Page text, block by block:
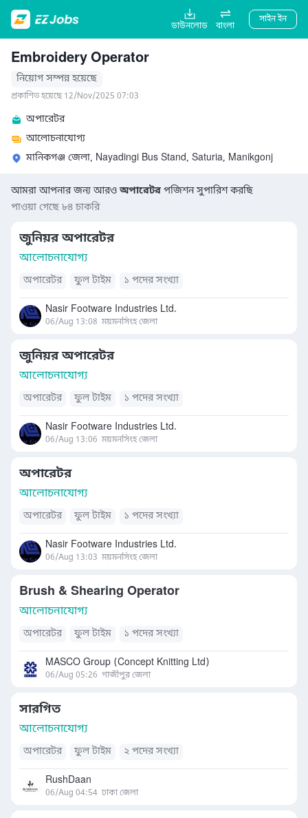
ডাউনলোড বাংলা
সাইন ইন
Embroidery Operator
নিয়োগ সম্পন্ন হয়েছে
প্রকাশিত হয়েছে 12/Nov/2025 07:03
অপারেটর
আলোচনাযোগ্য
মানিকগঞ্জ জেলা, Nayadingi Bus Stand, Saturia, Manikgonj
আমরা আপনার জন্য আরওঅপারেটর পজিশন সুপারিশ করছি
পাওয়া গেছে ৮৪ চাকরি
জুনিয়র অপারেটর
আলোচনাযোগ্য
অপারেটর ফুল টাইম ১ পদের সংখ্যা
Nasir Footware Industries Ltd.
06/Aug 13:08 ময়মনসিংহ জেলা
জুনিয়র অপারেটর
আলোচনাযোগ্য
অপারেটর ফুল টাইম ১ পদের সংখ্যা
Nasir Footware Industries Ltd.
06/Aug 13:06 ময়মনসিংহ জেলা
অপারেটর
আলোচনাযোগ্য
অপারেটর ফুল টাইম ১ পদের সংখ্যা
Nasir Footware Industries Ltd.
06/Aug 13:03 ময়মনসিংহ জেলা
Brush & Shearing Operator
আলোচনাযোগ্য
অপারেটর ফুল টাইম ১ পদের সংখ্যা
MASCO Group (Concept Knitting Ltd)
06/Aug 05:26 গাজীপুর জেলা
সারগিত
আলোচনাযোগ্য
অপারেটর ফুল টাইম ২ পদের সংখ্যা
RushDaan
06/Aug 04:54 ঢাকা জেলা